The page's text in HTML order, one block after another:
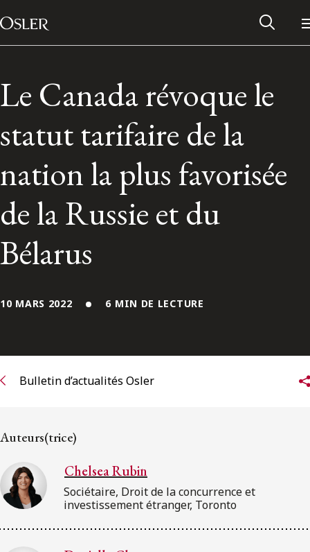
Passer au contenu
Main Navigation
Réseau des anciens d’Osler
Le Canada révoque le
statut tarifaire de la
nation la plus favorisée
de la Russie et du
Bélarus
10 MARS 2022 6 MIN DE LECTURE
Bulletin d’actualités Osler
Auteurs(trice)
Chelsea Rubin
Sociétaire, Droit de la concurrence et
investissement étranger, Toronto